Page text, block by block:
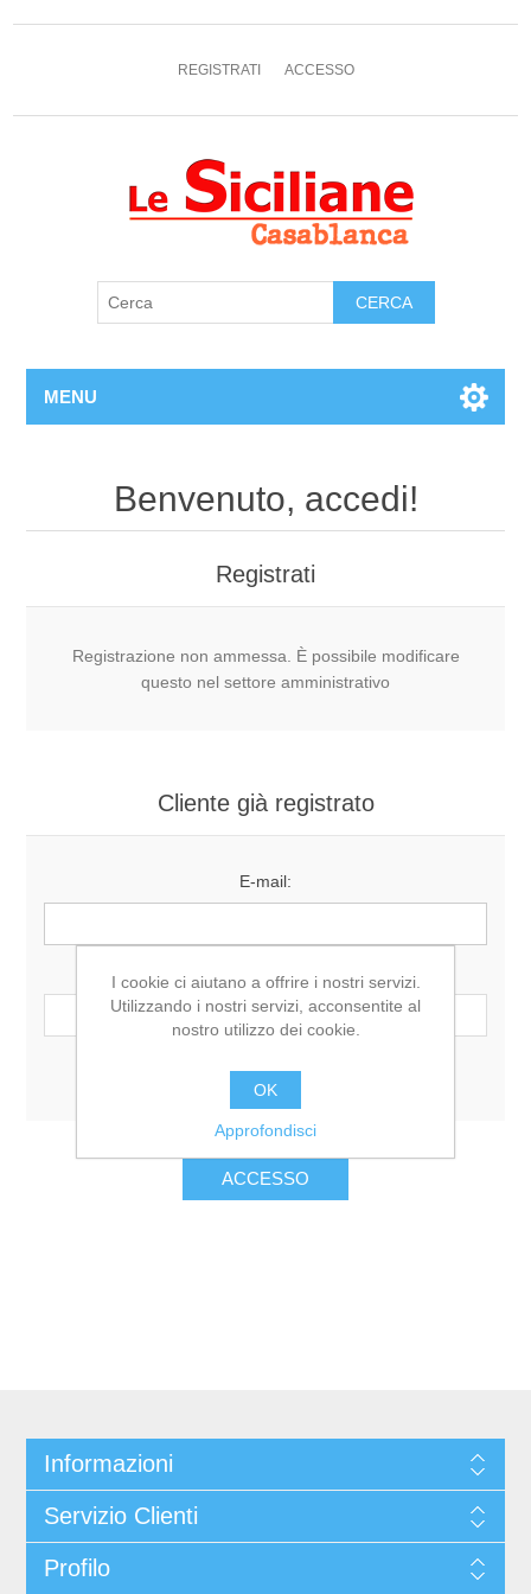
REGISTRATI ACCESSO
MENU
Benvenuto, accedi!
Registrati
Registrazione non ammessa. È possibile modificare
questo nel settore amministrativo
Cliente già registrato
E-mail:
Password:
Resta collegato Password dimenticata?
Informazioni
Servizio Clienti
Profilo
I cookie ci aiutano a offrire i nostri servizi.
Utilizzando i nostri servizi, acconsentite al
nostro utilizzo dei cookie.
OK
Approfondisci